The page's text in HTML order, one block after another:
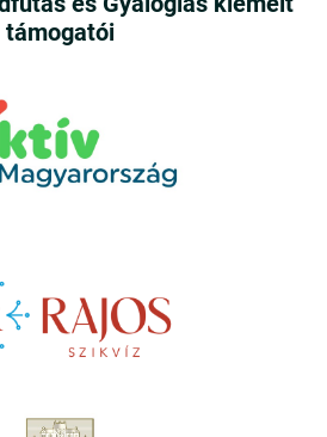
támogatói